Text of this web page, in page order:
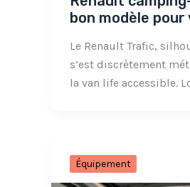
bon modèle pour
Le Renault Trafic,
s’est discrètement
la van life accessible.
Équipement